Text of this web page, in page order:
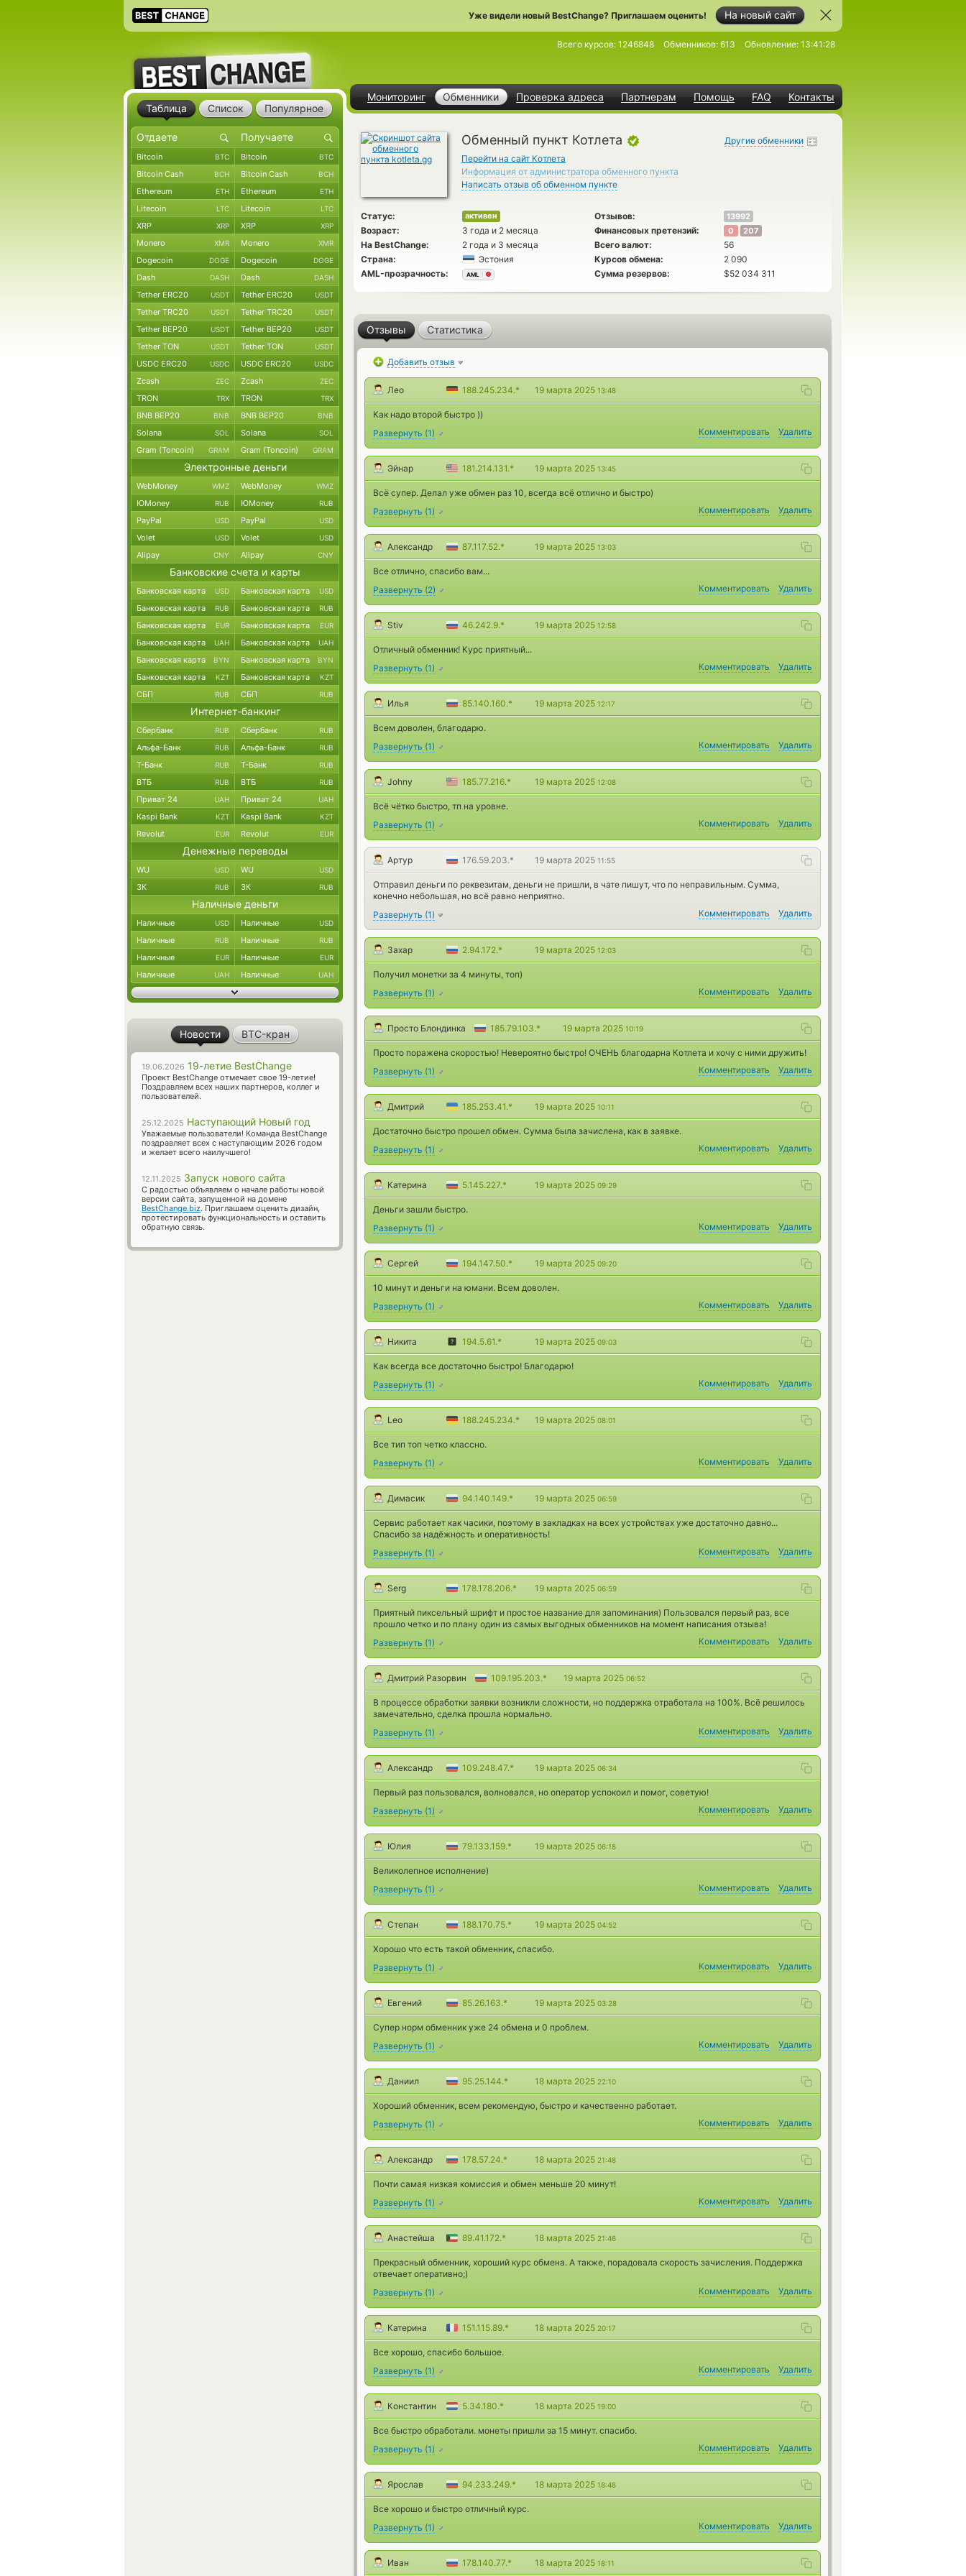
На новый сайт
Уже видели новый BestChange? Приглашаем оценить!
Мониторинг Обменники Проверка адреса Партнерам Помощь FAQ Контакты
Всего курсов: 1246848 Обменников: 613 Обновление: 13:41:28
Обменный пункт Котлета
Перейти на сайт Котлета
Информация от администратора обменного пункта
Написать отзыв об обменном пункте
Другие обменники
Статус: активен Отзывов: 13992
Возраст: 3 года и 2 месяца Финансовых претензий: 0 207
На BestChange: 2 года и 3 месяца Всего валют:
56
Страна:
Эстония Курсов обмена:
2 090
AML-прозрачность:
AML Сумма резервов: $52 034 311
Отзывы Статистика
Добавить отзыв
Лео 188.245.234.* 19 марта 2025 13:48
Как надо второй быстро ))
Развернуть (1) Комментировать Удалить
Эйнар 181.214.131.* 19 марта 2025 13:45
Всё супер. Делал уже обмен раз 10, всегда всё отлично и быстро)
Развернуть (1) Комментировать Удалить
Александр 87.117.52.* 19 марта 2025 13:03
Все отлично, спасибо вам...
Развернуть (2) Комментировать Удалить
Stiv 46.242.9.* 19 марта 2025 12:58
Отличный обменник! Курс приятный...
Развернуть (1) Комментировать Удалить
Илья 85.140.160.* 19 марта 2025 12:17
Всем доволен, благодарю.
Развернуть (1) Комментировать Удалить
Johny 185.77.216.* 19 марта 2025 12:08
Всё чётко быстро, тп на уровне.
Развернуть (1) Комментировать Удалить
Артур 176.59.203.* 19 марта 2025 11:55
Отправил деньги по реквезитам, деньги не пришли, в чате пишут, что по неправильным. Сумма,
конечно небольшая, но всё равно неприятно.
Развернуть (1) Комментировать Удалить
Захар 2.94.172.* 19 марта 2025 12:03
Получил монетки за 4 минуты, топ)
Развернуть (1) Комментировать Удалить
Просто Блондинка 185.79.103.* 19 марта 2025 10:19
Просто поражена скоростью! Невероятно быстро! ОЧЕНЬ благодарна Котлета и хочу с ними дружить!
Развернуть (1) Комментировать Удалить
Дмитрий 185.253.41.* 19 марта 2025 10:11
Достаточно быстро прошел обмен. Сумма была зачислена, как в заявке.
Развернуть (1) Комментировать Удалить
Катерина 5.145.227.* 19 марта 2025 09:29
Деньги зашли быстро.
Развернуть (1) Комментировать Удалить
Сергей 194.147.50.* 19 марта 2025 09:20
10 минут и деньги на юмани. Всем доволен.
Развернуть (1) Комментировать Удалить
Никита 194.5.61.* 19 марта 2025 09:03
Как всегда все достаточно быстро! Благодарю!
Развернуть (1) Комментировать Удалить
Leo 188.245.234.* 19 марта 2025 08:01
Все тип топ четко классно.
Развернуть (1) Комментировать Удалить
Димасик 94.140.149.* 19 марта 2025 06:59
Сервис работает как часики, поэтому в закладках на всех устройствах уже достаточно давно...
Спасибо за надёжность и оперативность!
Развернуть (1) Комментировать Удалить
Serg 178.178.206.* 19 марта 2025 06:59
Приятный пиксельный шрифт и простое название для запоминания) Пользовался первый раз, все
прошло четко и по плану один из самых выгодных обменников на момент написания отзыва!
Развернуть (1) Комментировать Удалить
Дмитрий Разорвин 109.195.203.* 19 марта 2025 06:52
В процессе обработки заявки возникли сложности, но поддержка отработала на 100%. Всё решилось
замечательно, сделка прошла нормально.
Развернуть (1) Комментировать Удалить
Александр 109.248.47.* 19 марта 2025 06:34
Первый раз пользовался, волновался, но оператор успокоил и помог, советую!
Развернуть (1) Комментировать Удалить
Юлия 79.133.159.* 19 марта 2025 06:18
Великолепное исполнение)
Развернуть (1) Комментировать Удалить
Степан 188.170.75.* 19 марта 2025 04:52
Хорошо что есть такой обменник, спасибо.
Развернуть (1) Комментировать Удалить
Евгений 85.26.163.* 19 марта 2025 03:28
Супер норм обменник уже 24 обмена и 0 проблем.
Развернуть (1) Комментировать Удалить
Даниил 95.25.144.* 18 марта 2025 22:10
Хороший обменник, всем рекомендую, быстро и качественно работает.
Развернуть (1) Комментировать Удалить
Александр 178.57.24.* 18 марта 2025 21:48
Почти самая низкая комиссия и обмен меньше 20 минут!
Развернуть (1) Комментировать Удалить
Анастейша 89.41.172.* 18 марта 2025 21:46
Прекрасный обменник, хороший курс обмена. А также, порадовала скорость зачисления. Поддержка
отвечает оперативно;)
Развернуть (1) Комментировать Удалить
Катерина 151.115.89.* 18 марта 2025 20:17
Все хорошо, спасибо большое.
Развернуть (1) Комментировать Удалить
Константин 5.34.180.* 18 марта 2025 19:00
Все быстро обработали. монеты пришли за 15 минут. спасибо.
Развернуть (1) Комментировать Удалить
Ярослав 94.233.249.* 18 марта 2025 18:48
Все хорошо и быстро отличный курс.
Развернуть (1) Комментировать Удалить
Иван 178.140.77.* 18 марта 2025 18:11
Таблица Список Популярное
Bitcoin BTC Bitcoin BTC
Bitcoin Cash BCH Bitcoin Cash BCH
Ethereum ETH Ethereum ETH
Litecoin LTC Litecoin LTC
XRP XRP XRP XRP
Monero XMR Monero XMR
Dogecoin DOGE Dogecoin DOGE
Dash DASH Dash DASH
Tether ERC20 USDT Tether ERC20 USDT
Tether TRC20 USDT Tether TRC20 USDT
Tether BEP20 USDT Tether BEP20 USDT
Tether TON USDT Tether TON USDT
USDC ERC20 USDC USDC ERC20 USDC
Zcash ZEC Zcash ZEC
TRON TRX TRON TRX
BNB BEP20 BNB BNB BEP20 BNB
Solana SOL Solana SOL
Gram (Toncoin) GRAM Gram (Toncoin) GRAM
Электронные деньги
WebMoney WMZ WebMoney WMZ
ЮMoney RUB ЮMoney RUB
PayPal USD PayPal USD
Volet USD Volet USD
Alipay CNY Alipay CNY
Банковские счета и карты
Банковская карта USD Банковская карта USD
Банковская карта RUB Банковская карта RUB
Банковская карта EUR Банковская карта EUR
Банковская карта UAH Банковская карта UAH
Банковская карта BYN Банковская карта BYN
Банковская карта KZT Банковская карта KZT
СБП RUB СБП RUB
Интернет-банкинг
Сбербанк RUB Сбербанк RUB
Альфа-Банк RUB Альфа-Банк RUB
Т-Банк RUB Т-Банк RUB
ВТБ RUB ВТБ RUB
Приват 24 UAH Приват 24 UAH
Kaspi Bank KZT Kaspi Bank KZT
Revolut EUR Revolut EUR
Денежные переводы
WU USD WU USD
ЗК RUB ЗК RUB
Наличные деньги
Наличные USD Наличные USD
Наличные RUB Наличные RUB
Наличные EUR Наличные EUR
Наличные UAH Наличные UAH
Новости BTC-кран
19.06.2026 19-летие BestChange
Проект BestChange отмечает свое 19-летие!
Поздравляем всех наших партнеров, коллег и
пользователей.
25.12.2025 Наступающий Новый год
Уважаемые пользователи! Команда BestChange
поздравляет всех с наступающим 2026 годом
и желает всего наилучшего!
12.11.2025 Запуск нового сайта
С радостью объявляем о начале работы новой
версии сайта, запущенной на домене
BestChange.biz. Приглашаем оценить дизайн,
протестировать функциональность и оставить
обратную связь.